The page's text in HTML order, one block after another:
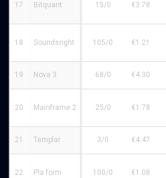
17 Bitquant 15/0 €3.78
18 Soundsright 105/0 €1.21
19 Nova 3 68/0 €4.30
20 Mainframe 2 25/0 €1.78
21 Templar 3/0 €4.47
22 Pla form 100/0 €1.08